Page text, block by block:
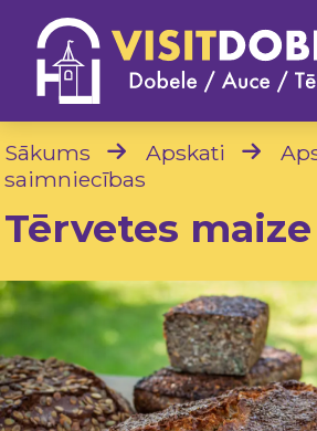
Sākums Apskati
saimniecības
Tērvetes maize